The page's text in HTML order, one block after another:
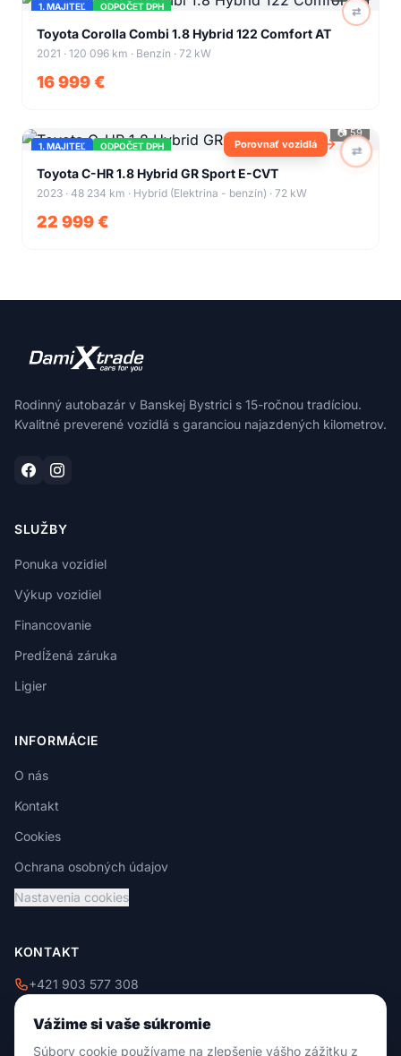
1. MAJITEĽ ODPOČET DPH
+41
Toyota Corolla Combi 1.8 Hybrid 122 Comfort AT
2021 · 120 096 km · Benzín · 72 kW
16 999 €
⇄
1. MAJITEĽ ODPOČET DPH
📷59
55
Toyota C-HR 1.8 Hybrid GR Sport E-CVT
2023 · 48 234 km · Hybrid (Elektrina - benzín) · 72 kW
22 999 €
⇄
Porovnať vozidlá
Rodinný autobazár v Banskej Bystrici s 15-ročnou tradíciou.
Kvalitné preverené vozidlá s garanciou najazdených kilometrov.
SLUŽBY
Ponuka vozidiel
Výkup vozidiel
Financovanie
Predĺžená záruka
Ligier
INFORMÁCIE
O nás
Kontakt
Cookies
Ochrana osobných údajov
Nastavenia cookies
KONTAKT
+421 903 577 308
Vážime si vaše súkromie
Súbory cookie používame na zlepšenie vášho zážitku z